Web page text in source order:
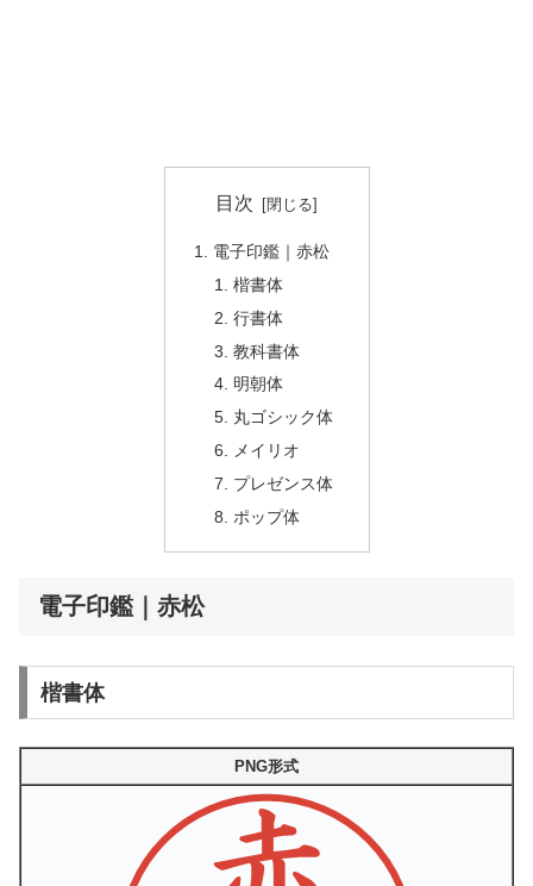
目次
電子印鑑｜赤松
楷書体
行書体
教科書体
明朝体
丸ゴシック体
メイリオ
プレゼンス体
ポップ体
電子印鑑｜赤松
楷書体
PNG形式